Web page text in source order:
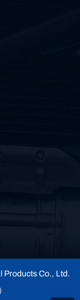
Products Co., Ltd.